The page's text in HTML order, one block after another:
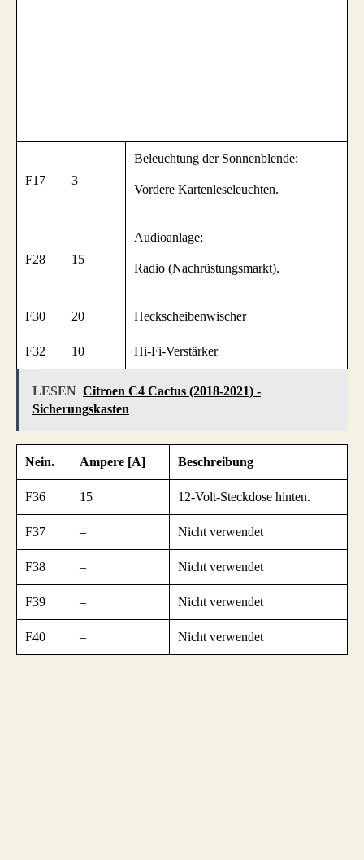
F17 3
Beleuchtung der Sonnenblende;
Vordere Kartenleseleuchten.
F28 15
Audioanlage;
Radio (Nachrüstungsmarkt).
F30 20 Heckscheibenwischer
F32 10 Hi-Fi-Verstärker
LESEN Citroen C4 Cactus (2018-2021) -
Sicherungskasten
Nein. Ampere [A] Beschreibung
F36 15 12-Volt-Steckdose hinten.
F37 – Nicht verwendet
F38 – Nicht verwendet
F39 – Nicht verwendet
F40 – Nicht verwendet